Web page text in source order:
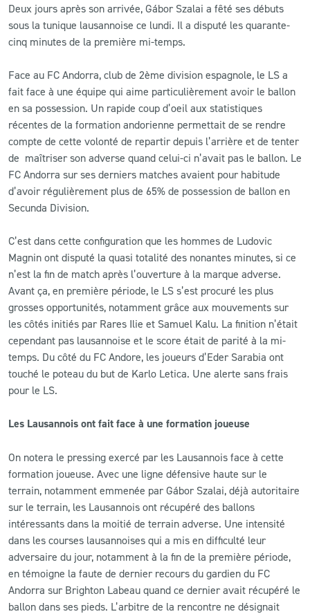
Deux jours après son arrivée, Gábor Szalai a fêté ses débuts
sous la tunique lausannoise ce lundi. Il a disputé les quarante-
cinq minutes de la première mi-temps.
Face au FC Andorra, club de 2ème division espagnole, le LS a
fait face à une équipe qui aime particulièrement avoir le ballon
en sa possession. Un rapide coup d’oeil aux statistiques
récentes de la formation andorienne permettait de se rendre
compte de cette volonté de repartir depuis l’arrière et de tenter
de maîtriser son adverse quand celui-ci n’avait pas le ballon. Le
FC Andorra sur ses derniers matches avaient pour habitude
d’avoir régulièrement plus de 65% de possession de ballon en
Secunda Division.
C’est dans cette configuration que les hommes de Ludovic
Magnin ont disputé la quasi totalité des nonantes minutes, si ce
n’est la fin de match après l’ouverture à la marque adverse.
Avant ça, en première période, le LS s’est procuré les plus
grosses opportunités, notamment grâce aux mouvements sur
les côtés initiés par Rares Ilie et Samuel Kalu. La finition n’était
cependant pas lausannoise et le score était de parité à la mi-
temps. Du côté du FC Andore, les joueurs d’Eder Sarabia ont
touché le poteau du but de Karlo Letica. Une alerte sans frais
pour le LS.
Les Lausannois ont fait face à une formation joueuse
On notera le pressing exercé par les Lausannois face à cette
formation joueuse. Avec une ligne défensive haute sur le
terrain, notamment emmenée par Gábor Szalai, déjà autoritaire
sur le terrain, les Lausannois ont récupéré des ballons
intéressants dans la moitié de terrain adverse. Une intensité
dans les courses lausannoises qui a mis en difficulté leur
adversaire du jour, notamment à la fin de la première période,
en témoigne la faute de dernier recours du gardien du FC
Andorra sur Brighton Labeau quand ce dernier avait récupéré le
ballon dans ses pieds. L’arbitre de la rencontre ne désignait